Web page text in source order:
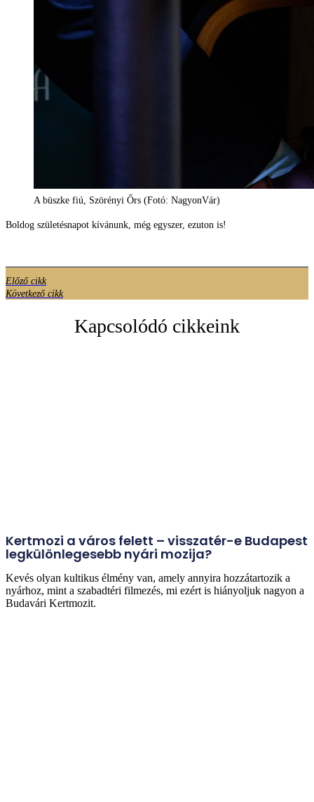
A büszke fiú, Szörényi Őrs (Fotó: NagyonVár)
Boldog születésnapot kívánunk, még egyszer, ezuton is!
Előző cikk
Következő cikk
Kapcsolódó cikkeink
Kertmozi a város felett – visszatér-e Budapest
legkülönlegesebb nyári mozija?
Kevés olyan kultikus élmény van, amely annyira hozzátartozik a
nyárhoz, mint a szabadtéri filmezés, mi ezért is hiányoljuk nagyon a
Budavári Kertmozit.